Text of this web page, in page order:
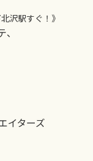
沢駅すぐ！》
イターズ